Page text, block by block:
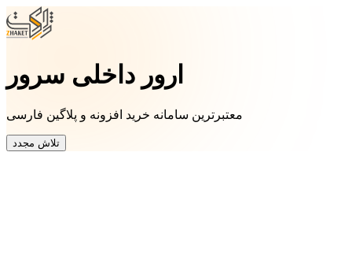
ارور داخلی سرور
معتبرترین سامانه خرید افزونه و پلاگین فارسی
تلاش مجدد